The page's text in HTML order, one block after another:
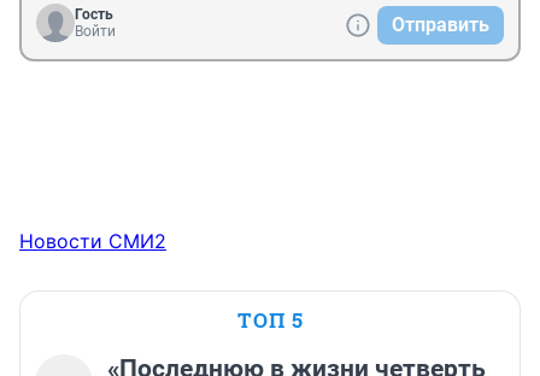
Гость
Войти
Отправить
Новости СМИ2
ТОП 5
«Последнюю в жизни четверть